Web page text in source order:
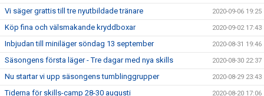
Vi säger grattis till tre nyutbildade tränare 2020-09-06 19:25
Köp fina och välsmakande kryddboxar 2020-09-02 17:43
Inbjudan till miniläger söndag 13 september 2020-08-31 19:46
Säsongens första läger - Tre dagar med nya skills 2020-08-30 22:37
Nu startar vi upp säsongens tumblinggrupper 2020-08-29 23:43
Tiderna för skills-camp 28-30 augusti 2020-08-20 17:06